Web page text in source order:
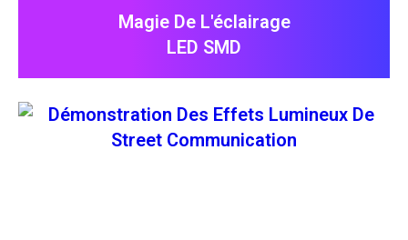
Magie De L'éclairage
LED SMD